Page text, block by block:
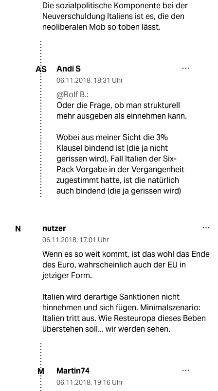
Die sozialpolitische Komponente bei der
Neuverschuldung Italiens ist es, die den
neoliberalen Mob so toben lässt.
AS Andi S
06.11.2018, 18:31 Uhr
@Rolf B.:
Oder die Frage, ob man strukturell
mehr ausgeben als einnehmen kann.
Wobei aus meiner Sicht die 3%
Klausel bindend ist (die ja nicht
gerissen wird). Fall Italien der Six-
Pack Vorgabe in der Vergangenheit
zugestimmt hatte, ist die natürlich
auch bindend (die ja gerissen wird)
N nutzer
06.11.2018, 17:01 Uhr
Wenn es so weit kommt, ist das wohl das Ende
des Euro, wahrscheinlich auch der EU in
jetziger Form.
Italien wird derartige Sanktionen nicht
hinnehmen und sich fügen. Minimalszenario:
Italien tritt aus. Wie Resteuropa dieses Beben
überstehen soll... wir werden sehen.
M Martin74
06.11.2018, 19:16 Uhr